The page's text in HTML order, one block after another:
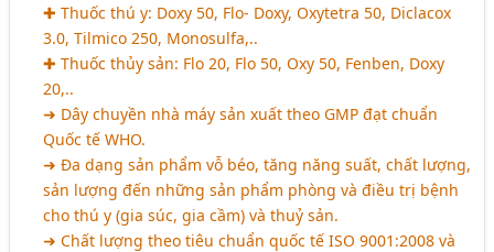
✚ Thuốc thú y: Doxy 50, Flo- Doxy, Oxytetra 50, Diclacox
3.0, Tilmico 250, Monosulfa,..
✚ Thuốc thủy sản: Flo 20, Flo 50, Oxy 50, Fenben, Doxy
20,..
➜ Dây chuyền nhà máy sản xuất theo GMP đạt chuẩn
Quốc tế WHO.
➜ Đa dạng sản phẩm vỗ béo, tăng năng suất, chất lượng,
sản lượng đến những sản phẩm phòng và điều trị bệnh
cho thú y (gia súc, gia cầm) và thuỷ sản.
➜ Chất lượng theo tiêu chuẩn quốc tế ISO 9001:2008 và